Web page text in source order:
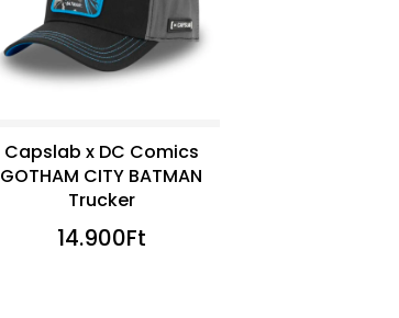
Capslab x DC Comics
GOTHAM CITY BATMAN
Trucker
14.900Ft